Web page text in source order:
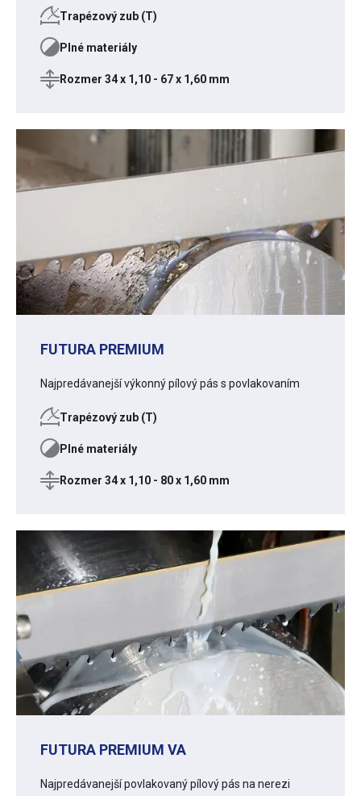
Trapézový zub (T)
Plné materiály
Rozmer 34 x 1,10 - 67 x 1,60 mm
FUTURA PREMIUM
Najpredávanejší výkonný pílový pás s povlakovaním
Trapézový zub (T)
Plné materiály
Rozmer 34 x 1,10 - 80 x 1,60 mm
FUTURA PREMIUM VA
Najpredávanejší povlakovaný pílový pás na nerezi